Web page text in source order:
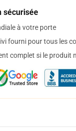
sécurisée
à votre porte
fourni pour tous les
complet si le produit